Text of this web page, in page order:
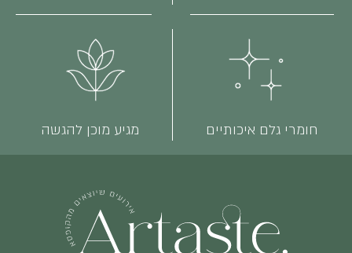
חומרי גלם איכותיים מגיע מוכן להגשה